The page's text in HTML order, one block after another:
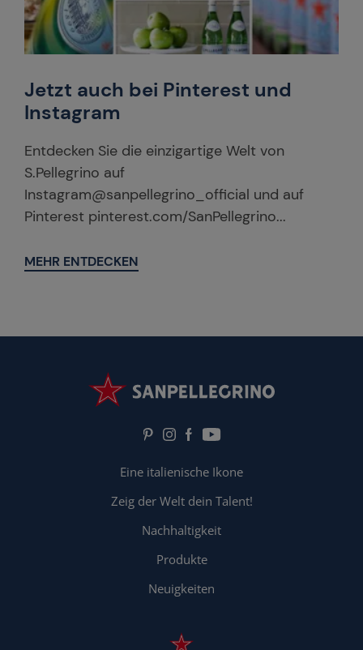
Jetzt auch bei Pinterest und
Instagram
Entdecken Sie die einzigartige Welt von
S.Pellegrino auf
Instagram@sanpellegrino_official und auf
Pinterest pinterest.com/SanPellegrino...
MEHR ENTDECKEN
Eine italienische Ikone
Zeig der Welt dein Talent!
Nachhaltigkeit
Produkte
Neuigkeiten